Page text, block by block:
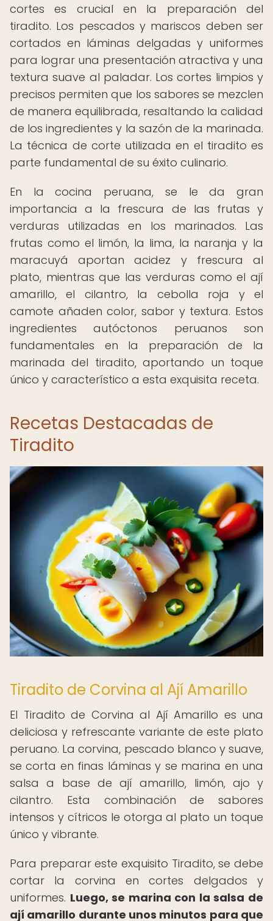
cortes es crucial en la preparación del
tiradito. Los pescados y mariscos deben ser
cortados en láminas delgadas y uniformes
para lograr una presentación atractiva y una
textura suave al paladar. Los cortes limpios y
precisos permiten que los sabores se mezclen
de manera equilibrada, resaltando la calidad
de los ingredientes y la sazón de la marinada.
La técnica de corte utilizada en el tiradito es
parte fundamental de su éxito culinario.
En la cocina peruana, se le da gran
importancia a la frescura de las frutas y
verduras utilizadas en los marinados. Las
frutas como el limón, la lima, la naranja y la
maracuyá aportan acidez y frescura al
plato, mientras que las verduras como el ají
amarillo, el cilantro, la cebolla roja y el
camote añaden color, sabor y textura. Estos
ingredientes autóctonos peruanos son
fundamentales en la preparación de la
marinada del tiradito, aportando un toque
único y característico a esta exquisita receta.
Recetas Destacadas de
Tiradito
Tiradito de Corvina al Ají Amarillo
El Tiradito de Corvina al Ají Amarillo es una
deliciosa y refrescante variante de este plato
peruano. La corvina, pescado blanco y suave,
se corta en finas láminas y se marina en una
salsa a base de ají amarillo, limón, ajo y
cilantro. Esta combinación de sabores
intensos y cítricos le otorga al plato un toque
único y vibrante.
Para preparar este exquisito Tiradito, se debe
cortar la corvina en cortes delgados y
uniformes. Luego, se marina con la salsa de
ají amarillo durante unos minutos para que